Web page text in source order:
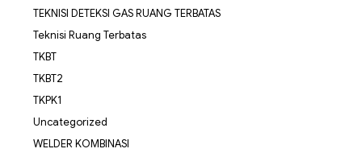
TEKNISI DETEKSI GAS RUANG TERBATAS
Teknisi Ruang Terbatas
TKBT
TKBT2
TKPK1
Uncategorized
WELDER KOMBINASI